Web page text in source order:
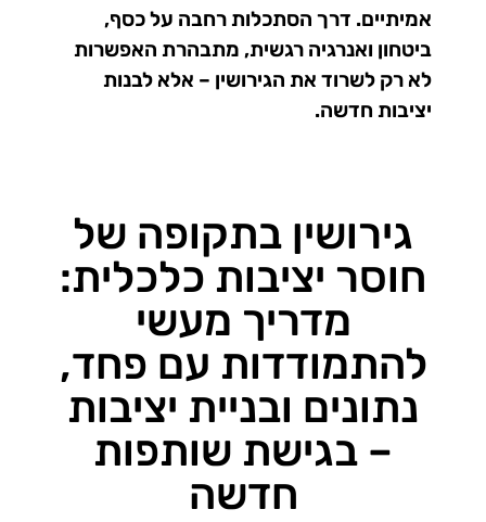
אמיתיים. דרך הסתכלות רחבה על כסף,
ביטחון ואנרגיה רגשית, מתבהרת האפשרות
לא רק לשרוד את הגירושין – אלא לבנות
יציבות חדשה.
גירושין בתקופה של
חוסר יציבות כלכלית:
מדריך מעשי
להתמודדות עם פחד,
נתונים ובניית יציבות
– בגישת שותפות
חדשה